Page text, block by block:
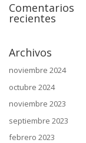
Comentarios
recientes
Archivos
noviembre 2024
octubre 2024
noviembre 2023
septiembre 2023
febrero 2023